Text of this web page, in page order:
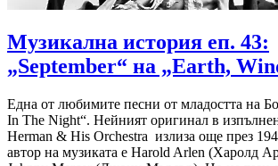
Музикална история еп. 43:
„September“ на „Earth,
Една от любимите песни от младостта на
In The Night“. Нейният оригинал в
Herman & His Orchestra излиза още през
автор на музиката е Harold Arlen (Харолд